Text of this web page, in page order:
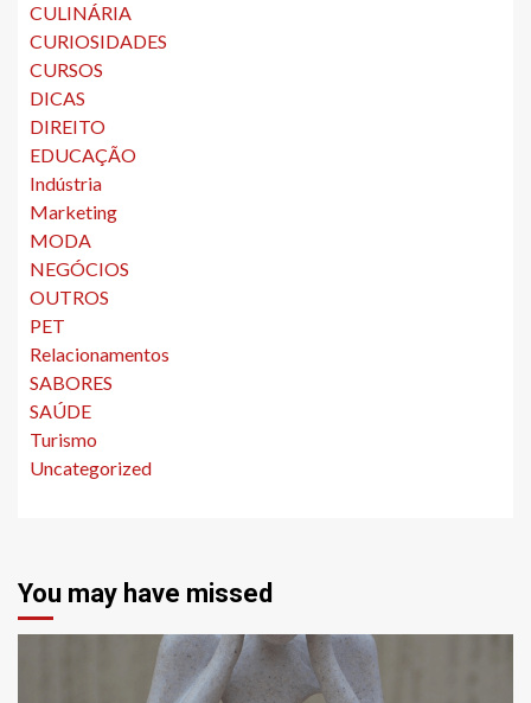
CULINÁRIA
CURIOSIDADES
CURSOS
DICAS
DIREITO
EDUCAÇÃO
Indústria
Marketing
MODA
NEGÓCIOS
OUTROS
PET
Relacionamentos
SABORES
SAÚDE
Turismo
Uncategorized
You may have missed